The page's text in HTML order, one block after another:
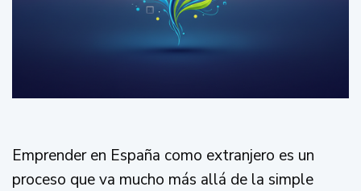
Emprender en España como extranjero es un
proceso que va mucho más allá de la simple